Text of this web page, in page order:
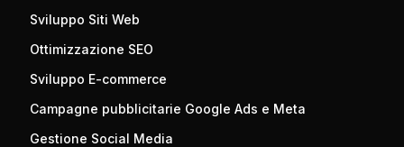
Sviluppo Siti Web
Ottimizzazione SEO
Sviluppo E-commerce
Campagne pubblicitarie Google Ads e Meta
Gestione Social Media